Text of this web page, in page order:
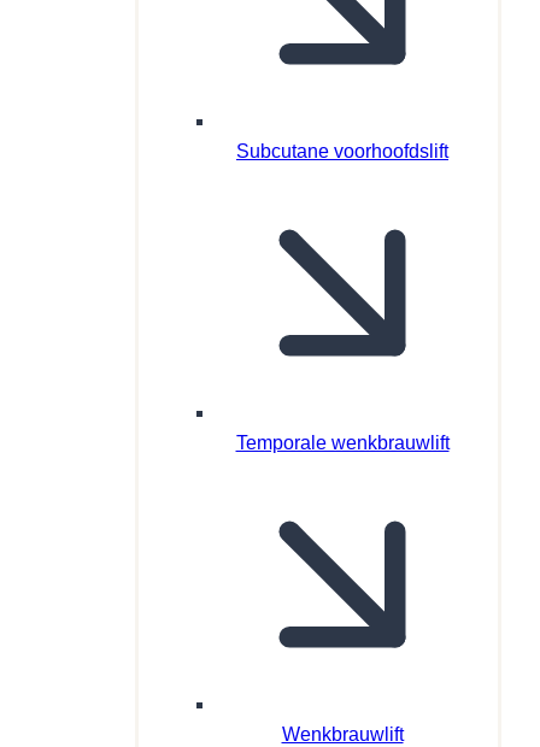
Subcutane voorhoofdslift
Temporale wenkbrauwlift
Wenkbrauwlift